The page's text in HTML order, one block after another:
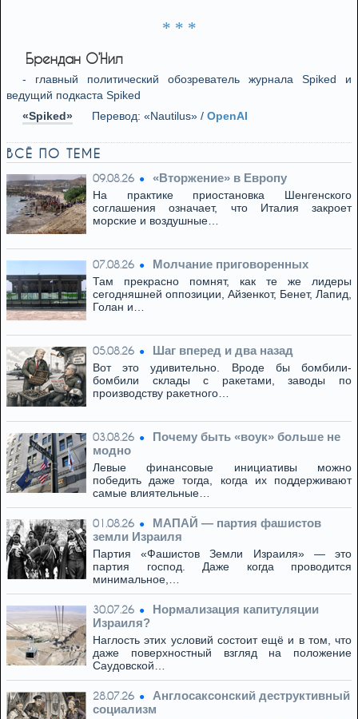
* * *
Брендан О’Нил
- главный политический обозреватель журнала Spiked и
ведущий подкаста Spiked
«Spiked»
Перевод: «Nautilus» / OpenAI
ВСЁ ПО ТЕМЕ
09.08.26 «Вторжение» в Европу
На практике приостановка Шенгенского
соглашения означает, что Италия закроет
морские и воздушные…
07.08.26 Молчание приговоренных
Там прекрасно помнят, как те же лидеры
сегодняшней оппозиции, Айзенкот, Бенет, Лапид,
Голан и…
05.08.26 Шаг вперед и два назад
Вот это удивительно. Вроде бы бомбили-
бомбили склады с ракетами, заводы по
производству ракетного…
03.08.26
Почему быть «воук» больше не
модно
Левые финансовые инициативы можно
победить даже тогда, когда их поддерживают
самые влиятельные…
01.08.26
МАПАЙ — партия фашистов
земли Израиля
Партия «Фашистов Земли Израиля» — это
партия господ. Даже когда проводится
минимальное,…
30.07.26
Нормализация капитуляции
Израиля?
Наглость этих условий состоит ещё и в том, что
даже поверхностный взгляд на положение
Саудовской…
28.07.26
Англосаксонский деструктивный
социализм